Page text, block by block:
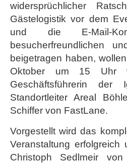
widersprüchlicher
Gästelogistik vor dem
und die E-Mail-
besucherfreundlichen
beigetragen haben,
Oktober um 15 Uhr
Geschäftsführerin der
Standortleiter Areal
Schiffer von FastLane.
Vorgestellt wird das
Veranstaltung
Christoph Sedlmeir